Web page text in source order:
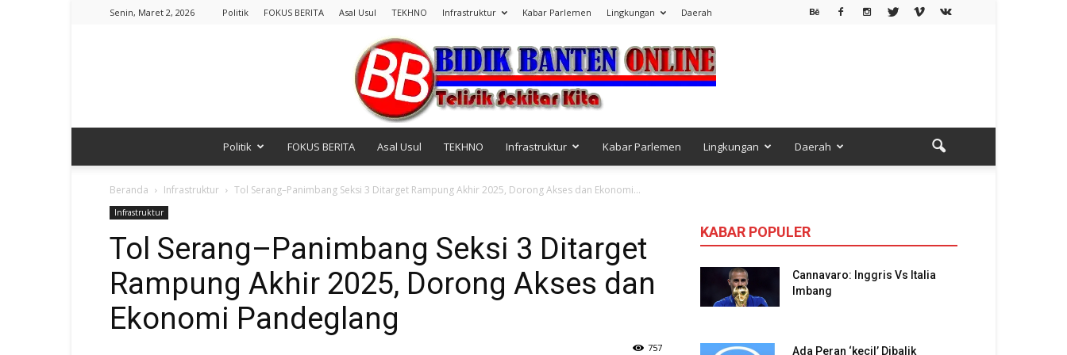
Senin, Maret 2, 2026 Politik FOKUS BERITA Asal Usul TEKHNO Infrastruktur Kabar Parlemen Lingkungan Daerah
Banten
Politik FOKUS BERITA Asal Usul TEKHNO Infrastruktur Kabar Parlemen Lingkungan Daerah
Beranda Infrastruktur Tol Serang–Panimbang Seksi 3 Ditarget Rampung Akhir 2025, Dorong Akses dan Ekonomi...
Infrastruktur
Tol Serang–Panimbang Seksi 3 Ditarget
Rampung Akhir 2025, Dorong Akses dan
Ekonomi Pandeglang
757
KABAR POPULER
Cannavaro: Inggris Vs Italia
Imbang
Ada Peran ‘kecil’ Dibalik